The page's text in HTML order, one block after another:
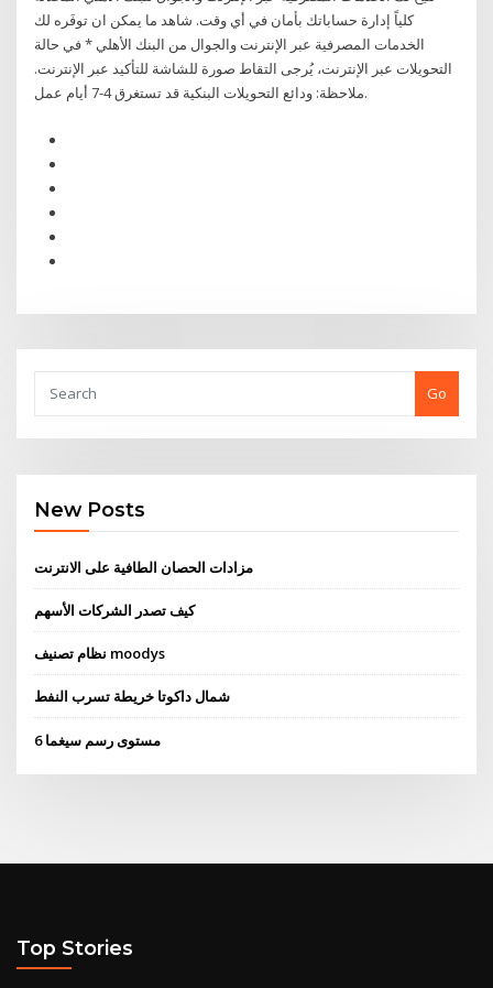
كلياً إدارة حساباتك بأمان في أي وقت. شاهد ما يمكن ان توفَره لك
الخدمات المصرفية عبر الإنترنت والجوال من البنك الأهلي * في حالة
التحويلات عبر الإنترنت، يُرجى التقاط صورة للشاشة للتأكيد عبر الإنترنت.
ملاحظة: ودائع التحويلات البنكية قد تستغرق 4-7 أيام عمل.
Go
New Posts
مزادات الحصان الطافية على الانترنت
كيف تصدر الشركات الأسهم
نظام تصنيف moodys
شمال داكوتا خريطة تسرب النفط
6 مستوى رسم سيغما
Top Stories